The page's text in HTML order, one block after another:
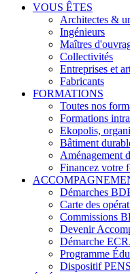
VOUS ÊTES
Architectes &
Ingénieurs
Maîtres
Collectivités
Entreprises et
Fabricants
FORMATIONS
Toutes nos
Formations
Ekopolis,
Bâtiment
Aménagement
Financez votre
Démarches
Carte des
Commissions
Devenir
Démarche
Programme
Dispositif